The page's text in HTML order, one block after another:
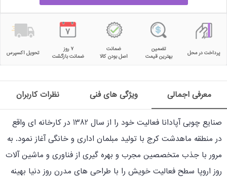
پرداخت در محل
تضمین
بهترین قیمت
ضمانت
اصل بودن کالا
۷ روز
ضمانت بازگشت
تحویل اکسپرس
معرفی اجمالی ویژگی های فنی نظرات کاربران
صنایع چوبی آپادانا فعالیت خود را از سال 1382 در کارخانه ای واقع
در منطقه ماهدشت کرج با تولید مبلمان اداری و خانگی آغاز نمود. به
مرور با جذب متخصصین مجرب و بهره گیری از فناوری و ماشین آلات
روز اروپا سطح فعالیت خویش را با طراحی های مدرن روز دنیا بهینه